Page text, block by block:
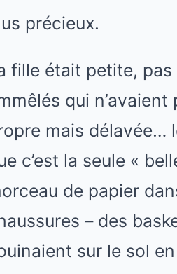
précieux.
fille était petite, pas
qui
mais délavée…
c’est la seule «
de papier
– des
sur le sol